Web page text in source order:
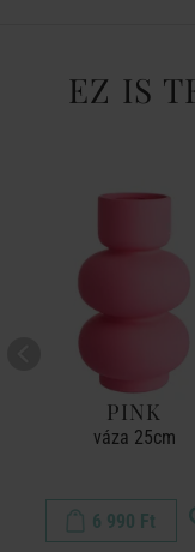
EZ IS
PINK
váza 25cm
6 990 Ft